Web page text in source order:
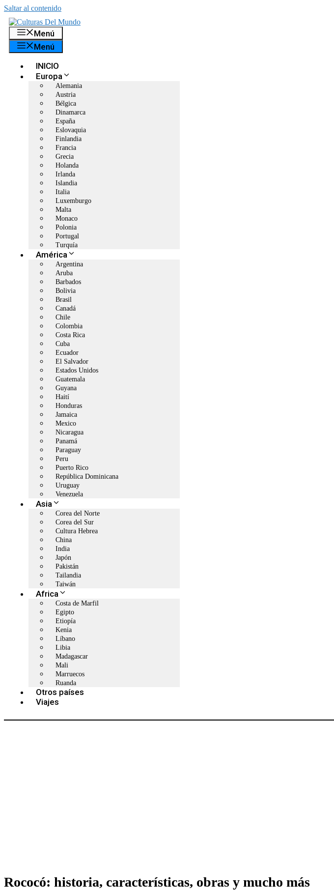
Saltar al contenido
Menú
Menú
INICIO
Europa
Alemania
Austria
Bélgica
Dinamarca
España
Eslovaquia
Finlandia
Francia
Grecia
Holanda
Irlanda
Islandia
Italia
Luxemburgo
Malta
Monaco
Polonia
Portugal
Turquía
América
Argentina
Aruba
Barbados
Bolivia
Brasil
Canadá
Chile
Colombia
Costa Rica
Cuba
Ecuador
El Salvador
Estados Unidos
Guatemala
Guyana
Haití
Honduras
Jamaica
Mexico
Nicaragua
Panamá
Paraguay
Peru
Puerto Rico
República Dominicana
Uruguay
Venezuela
Asia
Corea del Norte
Corea del Sur
Cultura Hebrea
China
India
Japón
Pakistán
Tailandia
Taiwán
Africa
Costa de Marfil
Egipto
Etiopía
Kenia
Líbano
Libia
Madagascar
Mali
Marruecos
Ruanda
Otros países
Viajes
Rococó: historia, características, obras y mucho más